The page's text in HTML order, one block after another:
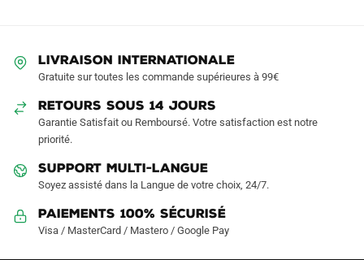
être
choisies
sur
page
produit
LIVRAISON INTERNATIONALE
Gratuite sur toutes les commande supérieures à 99€
RETOURS SOUS 14 JOURS
Garantie Satisfait ou Remboursé. Votre satisfaction est notre
priorité.
SUPPORT MULTI-LANGUE
Soyez assisté dans la Langue de votre choix, 24/7.
Paiements 100% Sécurisé
Visa / MasterCard / Mastero / Google Pay